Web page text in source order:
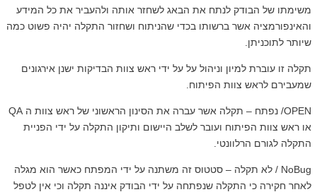
של הבודק לנתח את הבאג לשחזר אותה ולהעביר את כל המידע
אשר ברשותו בכדי שהניתוח ושחזור התקלה יהיה פשוט כמה
לתוכניתן.
זו עוברת למיון וניהול על על ידי ראש צוות הבדיקות ישנן אירגונים
לראש צוות הפיתוח.
OPEN/ נפתח – תקלה אשר עברה את הסינון הראשוני של ראש צוות ה QA
ראש צוות הפיתוח ועובר לשלב היישום ותיקון התקלה על ידי הפניית
לגורם הרלוונטי.
NoBug / לא תקלה – סטטוס זה משתנה על ידי המפתח כאשר הוא מגלה
חקירה כי התקלה שנפתחה על ידי הבודק איננה תקלה וכי אין לטפל